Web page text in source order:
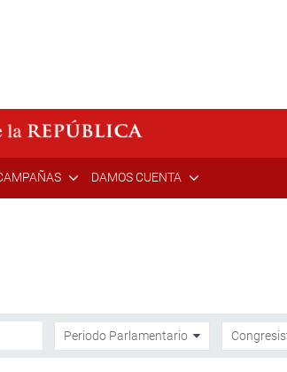
DAMOS CUENTA